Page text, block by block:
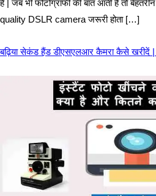
हैं | जब भी फोटोग्राफी की बात आती है तो
quality DSLR camera जरूरी होता […]
बढ़िया सेकंड हैंड डीएसएलआर कैमरा कैसे खरीदें |